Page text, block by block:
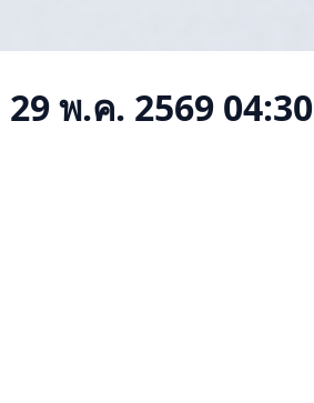
29 พ.ค. 2569 04:30